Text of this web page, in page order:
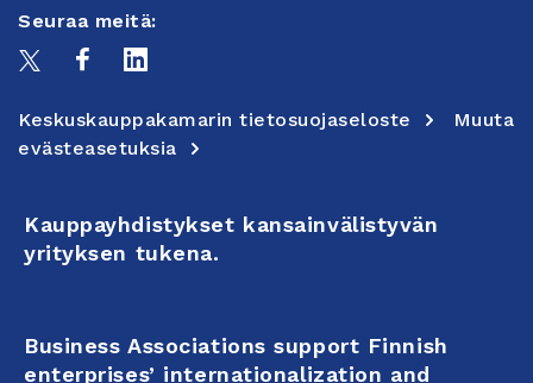
Seuraa meitä:
Keskuskauppakamarin tietosuojaseloste
Muuta
evästeasetuksia
Kauppayhdistykset kansainvälistyvän
yrityksen tukena.
Business Associations support Finnish
enterprises’ internationalization and